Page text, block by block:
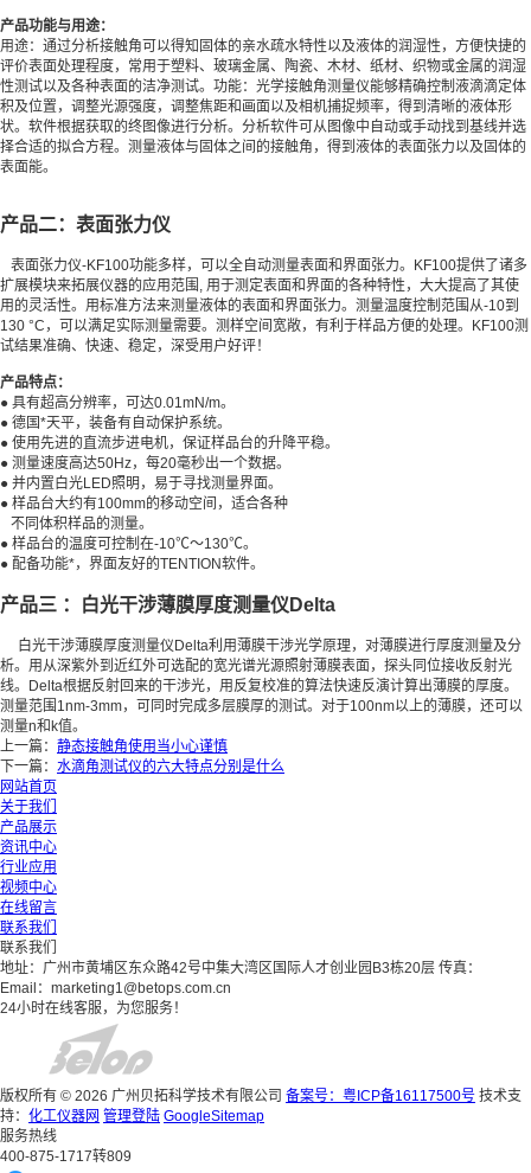
产品功能与用途：
用途：通过分析接触角可以得知固体的亲水疏水特性以及液体的润湿性，方便快捷的
评价表面处理程度，常用于塑料、玻璃金属、陶瓷、木材、纸材、织物或金属的润湿
性测试以及各种表面的洁净测试。功能：光学接触角测量仪能够精确控制液滴滴定体
积及位置，调整光源强度，调整焦距和画面以及相机捕捉频率，得到清晰的液体形
状。软件根据获取的终图像进行分析。分析软件可从图像中自动或手动找到基线并选
择合适的拟合方程。测量液体与固体之间的接触角，得到液体的表面张力以及固体的
表面能。
产品二：表面张力仪
表面张力仪-KF100功能多样，可以全自动测量表面和界面张力。KF100提供了诸多
扩展模块来拓展仪器的应用范围, 用于测定表面和界面的各种特性，大大提高了其使
用的灵活性。用标准方法来测量液体的表面和界面张力。测量温度控制范围从-10到
130 °C，可以满足实际测量需要。测样空间宽敞，有利于样品方便的处理。KF100测
试结果准确、快速、稳定，深受用户好评！
产品特点：
● 具有超高分辨率，可达0.01mN/m。
● 德国*天平，装备有自动保护系统。
● 使用先进的直流步进电机，保证样品台的升降平稳。
● 测量速度高达50Hz，每20毫秒出一个数据。
● 并内置白光LED照明，易于寻找测量界面。
● 样品台大约有100mm的移动空间，适合各种
不同体积样品的测量。
● 样品台的温度可控制在-10℃～130℃。
● 配备功能*，界面友好的TENTION软件。
产品三 ：白光干涉薄膜厚度测量仪Delta
白光干涉薄膜厚度测量仪Delta利用薄膜干涉光学原理，对薄膜进行厚度测量及分
析。用从深紫外到近红外可选配的宽光谱光源照射薄膜表面，探头同位接收反射光
线。Delta根据反射回来的干涉光，用反复校准的算法快速反演计算出薄膜的厚度。
测量范围1nm-3mm，可同时完成多层膜厚的测试。对于100nm以上的薄膜，还可以
测量n和k值。
上一篇： 静态接触角使用当小心谨慎
下一篇： 水滴角测试仪的六大特点分别是什么
网站首页
关于我们
产品展示
资讯中心
行业应用
视频中心
在线留言
联系我们
联系我们
地址：广州市黄埔区东众路42号中集大湾区国际人才创业园B3栋20层 传真：
Email：marketing1@betops.com.cn
24小时在线客服，为您服务！
版权所有 © 2026 广州贝拓科学技术有限公司 备案号：粤ICP备16117500号 技术支
持： 化工仪器网 管理登陆 GoogleSitemap
服务热线
400-875-1717转809